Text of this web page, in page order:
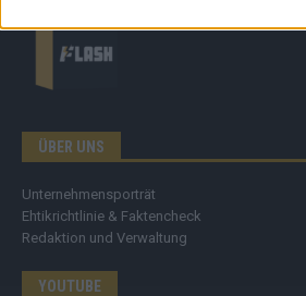
ÜBER UNS
Unternehmensporträt
Ehtikrichtlinie & Faktencheck
Redaktion und Verwaltung
YOUTUBE